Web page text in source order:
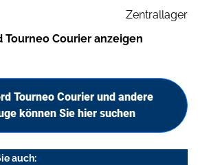
Zentrallager
Tourneo Courier anzeigen
Tourneo Courier und andere
können Sie hier suchen
auch: